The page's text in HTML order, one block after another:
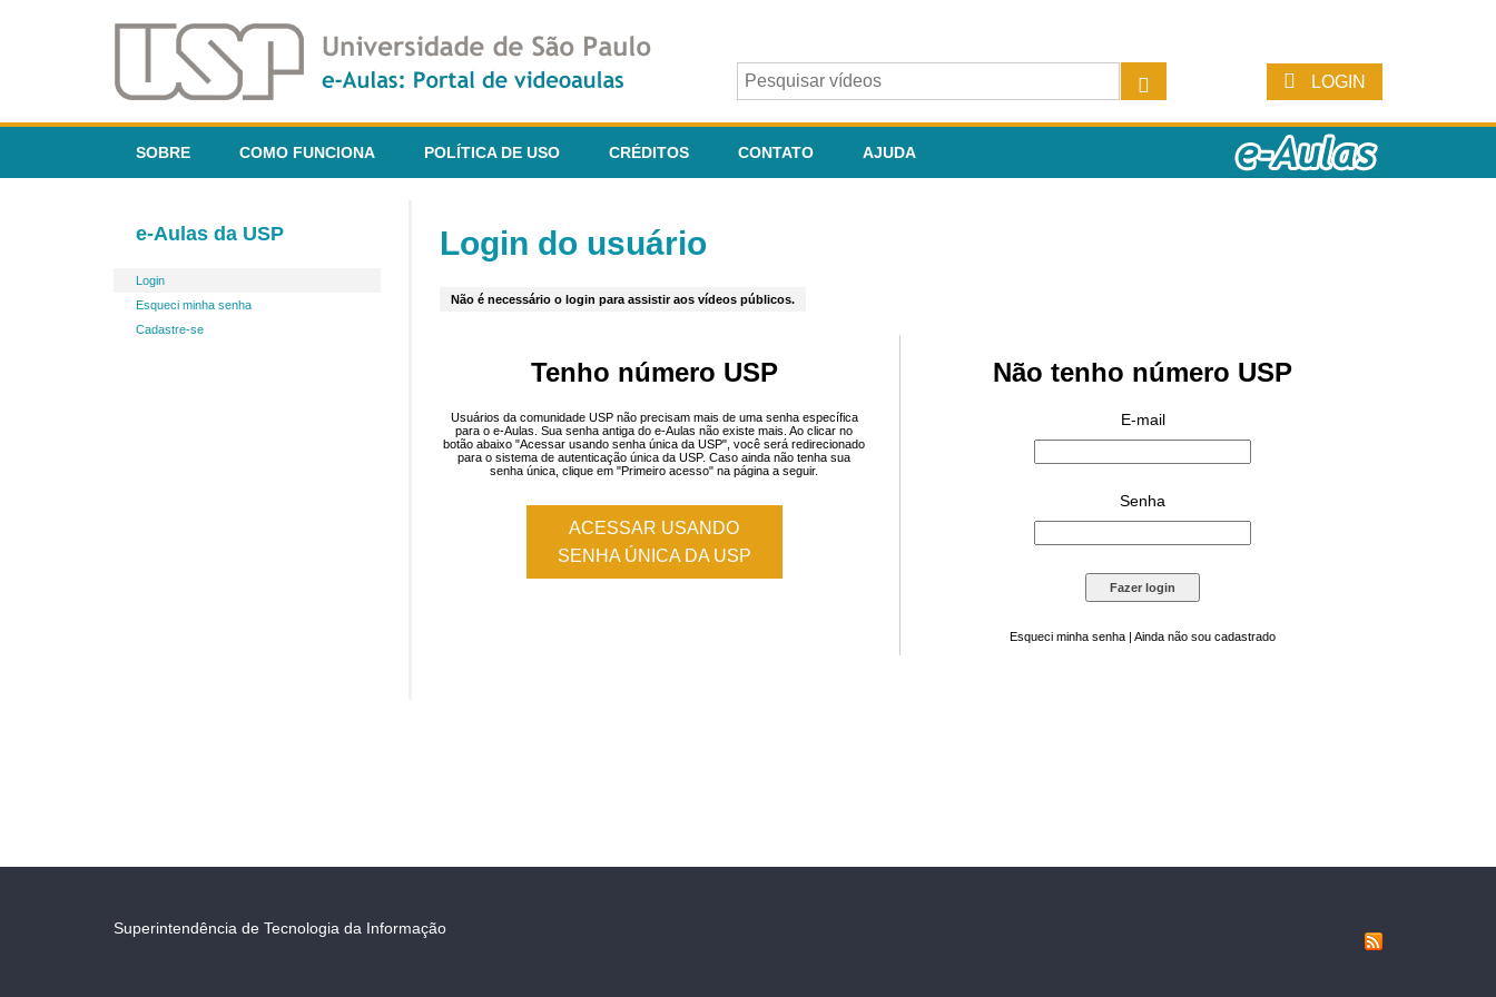
LOGIN
SOBRE COMO FUNCIONA POLÍTICA DE USO CRÉDITOS CONTATO AJUDA
e-Aulas da USP
Login
Esqueci minha senha
Cadastre-se
Login do usuário
Não é necessário o login para assistir aos vídeos públicos.
Tenho número USP
Usuários da comunidade USP não precisam mais de uma senha específica
para o e-Aulas. Sua senha antiga do e-Aulas não existe mais. Ao clicar no
botão abaixo "Acessar usando senha única da USP", você será redirecionado
para o sistema de autenticação única da USP. Caso ainda não tenha sua
senha única, clique em "Primeiro acesso" na página a seguir.
ACESSAR USANDO
SENHA ÚNICA DA USP
Não tenho número USP
E-mail
Senha
Esqueci minha senha | Ainda não sou cadastrado
Superintendência de Tecnologia da Informação